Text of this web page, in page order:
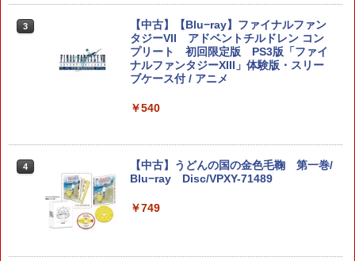
ゼルダの伝説 ブレス オブ ザ ワイルド
Nintendo Switch 2 Edition
￥7,680
オブ ザ ワイルド Nintendo Switch 2 Ed
ition [NXS-P-AAAAH NSW2 ゼルダノデ
3
【特典】ファイナルファンタジー レゾナ
ンス PS5版(【初回封入特典】魔導船＆
かけだし騎士の応援パック・かけだし騎
士のスタートダッシュパック)
【特典】MARVEL Tōkon: Fighting So
uls(【早期購入封入特典】ロビーのアイ
テムセット)
￥6,782
￥998
Nintendo Switch2 専用 スリムハードポ
納バッグ 耐衝撃 スイッチ2 キャリングケ
￥1,680
[Switch 2] ぽこ あ ポケモン エキスパン
3
【中古】【Blu−ray】ファイナルファン
タジーVII アドベントチルドレン コン
プリート 初回限定版 PS3版「ファイ
ナルファンタジーXIII」体験版・スリー
ブケース付 / アニメ
￥540
4
【中古】うどんの国の金色毛鞠 第一巻/
Blu−ray Disc/VPXY-71489
￥749